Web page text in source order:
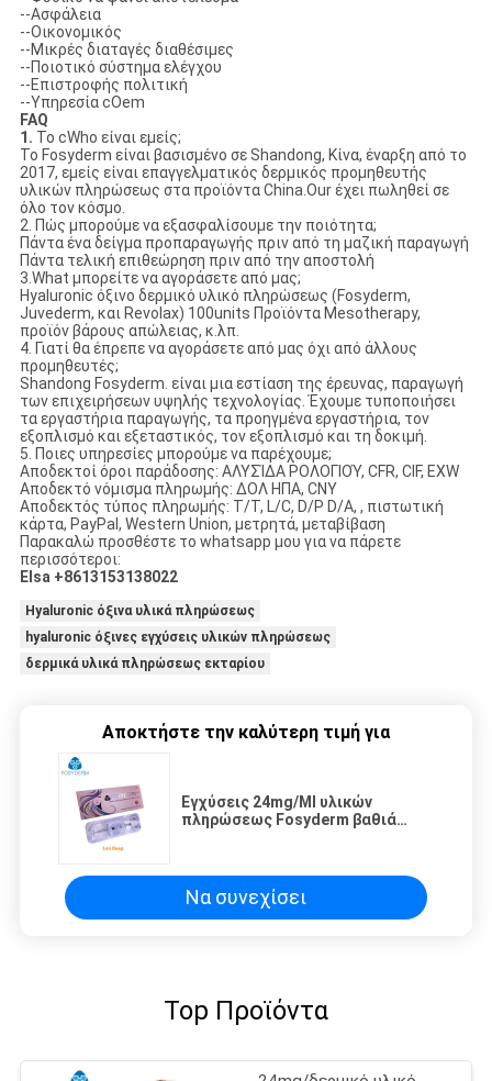
--Ασφάλεια
--Οικονομικός
--Μικρές διαταγές διαθέσιμες
--Ποιοτικό σύστημα ελέγχου
--Επιστροφής πολιτική
--Υπηρεσία cOem
FAQ
1. Το cWho είναι εμείς;
Το Fosyderm είναι βασισμένο σε Shandong, Κίνα, έναρξη από το
2017, εμείς είναι επαγγελματικός δερμικός προμηθευτής
υλικών πληρώσεως στα προϊόντα China.Our έχει πωληθεί σε
όλο τον κόσμο.
2. Πώς μπορούμε να εξασφαλίσουμε την ποιότητα;
Πάντα ένα δείγμα προπαραγωγής πριν από τη μαζική παραγωγή
Πάντα τελική επιθεώρηση πριν από την αποστολή
3.What μπορείτε να αγοράσετε από μας;
Hyaluronic όξινο δερμικό υλικό πληρώσεως (Fosyderm,
Juvederm, και Revolax) 100units Προϊόντα Mesotherapy,
προϊόν βάρους απώλειας, κ.λπ.
4. Γιατί θα έπρεπε να αγοράσετε από μας όχι από άλλους
προμηθευτές;
Shandong Fosyderm. είναι μια εστίαση της έρευνας, παραγωγή
των επιχειρήσεων υψηλής τεχνολογίας. Έχουμε τυποποιήσει
τα εργαστήρια παραγωγής, τα προηγμένα εργαστήρια, τον
εξοπλισμό και εξεταστικός, τον εξοπλισμό και τη δοκιμή.
5. Ποιες υπηρεσίες μπορούμε να παρέχουμε;
Αποδεκτοί όροι παράδοσης: ΑΛΥΣΊΔΑ ΡΟΛΟΓΙΟΎ, CFR, CIF, EXW
Αποδεκτό νόμισμα πληρωμής: ΔΟΛ ΗΠΑ, CNY
Αποδεκτός τύπος πληρωμής: T/T, L/C, D/P D/A, , πιστωτική
κάρτα, PayPal, Western Union, μετρητά, μεταβίβαση
Παρακαλώ προσθέστε το whatsapp μου για να πάρετε
περισσότεροι:
Elsa +8613153138022
Hyaluronic όξινα υλικά πληρώσεως
hyaluronic όξινες εγχύσεις υλικών πληρώσεως
δερμικά υλικά πληρώσεως εκταρίου
Αποκτήστε την καλύτερη τιμή για
Εγχύσεις 24mg/Ml υλικών
πληρώσεως Fosyderm βαθιά
Να συνεχίσει
Top Προϊόντα